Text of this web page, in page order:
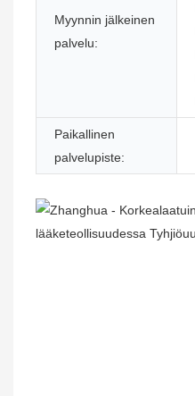
Myynnin jälkeinen
palvelu:
Paikallinen
palvelupiste: